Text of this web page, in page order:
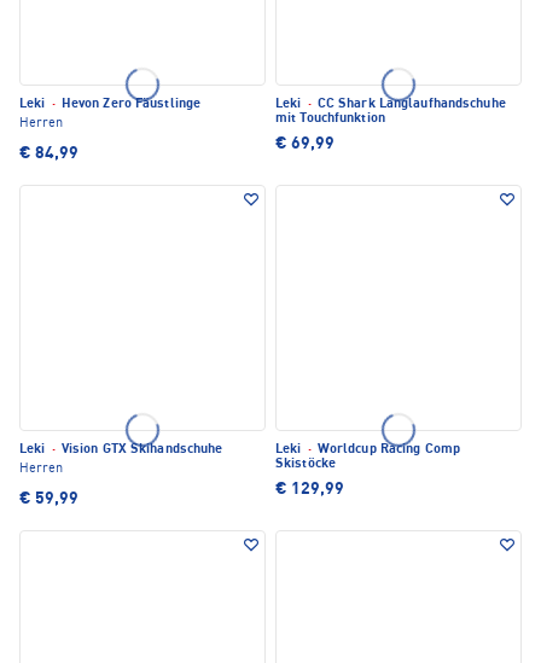
Leki · Hevon Zero Fäustlinge
Herren
€ 84,99
Leki · CC Shark Langlaufhandschuhe
mit Touchfunktion
€ 69,99
Leki · Vision GTX Skihandschuhe
Herren
€ 59,99
Leki · Worldcup Racing Comp
Skistöcke
€ 129,99